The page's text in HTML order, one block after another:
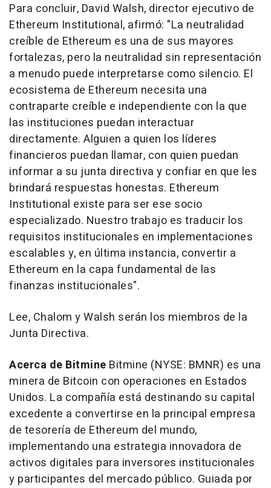
Para concluir, David Walsh, director ejecutivo de
Ethereum Institutional, afirmó: "La neutralidad
creíble de Ethereum es una de sus mayores
fortalezas, pero la neutralidad sin representación
a menudo puede interpretarse como silencio. El
ecosistema de Ethereum necesita una
contraparte creíble e independiente con la que
las instituciones puedan interactuar
directamente. Alguien a quien los líderes
financieros puedan llamar, con quien puedan
informar a su junta directiva y confiar en que les
brindará respuestas honestas. Ethereum
Institutional existe para ser ese socio
especializado. Nuestro trabajo es traducir los
requisitos institucionales en implementaciones
escalables y, en última instancia, convertir a
Ethereum en la capa fundamental de las
finanzas institucionales".
Lee, Chalom y Walsh serán los miembros de la
Junta Directiva.
Acerca de Bitmine Bitmine (NYSE: BMNR) es una
minera de Bitcoin con operaciones en Estados
Unidos. La compañía está destinando su capital
excedente a convertirse en la principal empresa
de tesorería de Ethereum del mundo,
implementando una estrategia innovadora de
activos digitales para inversores institucionales
y participantes del mercado público. Guiada por